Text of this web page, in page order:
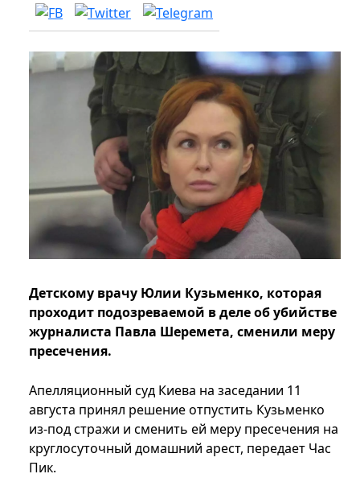
Детскому врачу Юлии Кузьменко, которая
проходит подозреваемой в деле об убийстве
журналиста Павла Шеремета, сменили меру
пресечения.
Апелляционный суд Киева на заседании 11
августа принял решение отпустить Кузьменко
из-под стражи и сменить ей меру пресечения на
круглосуточный домашний арест, передает Час
Пик.